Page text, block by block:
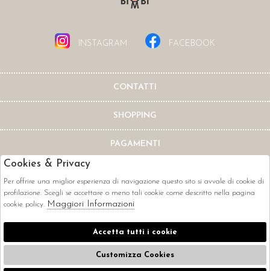
INSTAGRAM FACEBOOK
CONTATTI
SHOPPING
PAGAMENTI
CORRIERI
Cookies & Privacy
Per offrire una miglior esperienza di navigazione questo sito si avvale di cookie di
profilazione. Scegli se accettare o meno tali cookie come descritto nella pagina
cookie policy. Maggiori Informazioni
Accetta tutti i cookie
Customizza Cookies